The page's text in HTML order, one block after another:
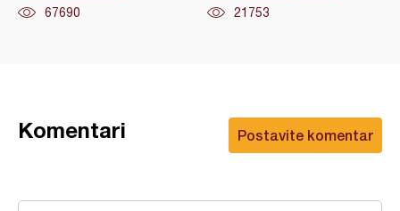
67690 21753
Postavite komentar
Komentari